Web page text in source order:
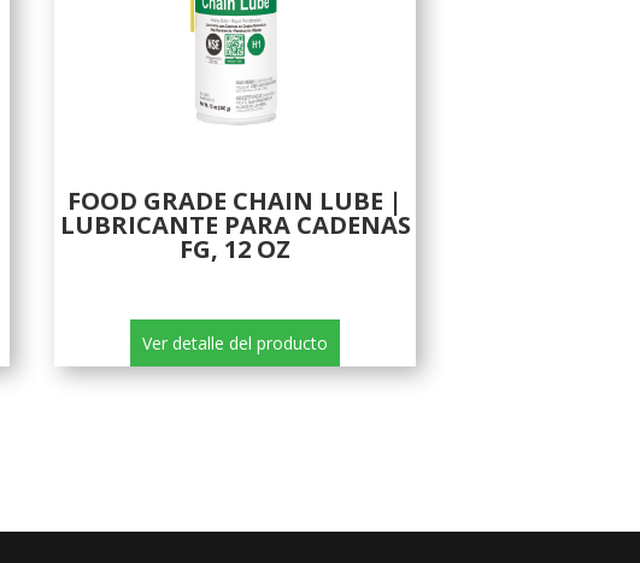
FOOD GRADE CHAIN LUBE |
LUBRICANTE PARA CADENAS
FG, 12 OZ
Ver detalle del producto